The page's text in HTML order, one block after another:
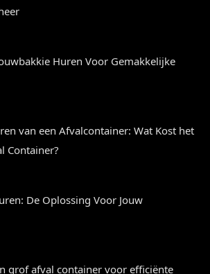
Huren Voor Gemakkelijke
van een Afvalcontainer: Wat Kost het
Container?
De Oplossing Voor Jouw
grof afval container voor efficiënte